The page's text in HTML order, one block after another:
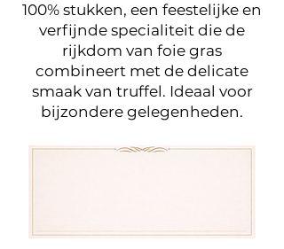
100% stukken, een feestelijke en
verfijnde specialiteit die de
rijkdom van foie gras
combineert met de delicate
smaak van truffel. Ideaal voor
bijzondere gelegenheden.